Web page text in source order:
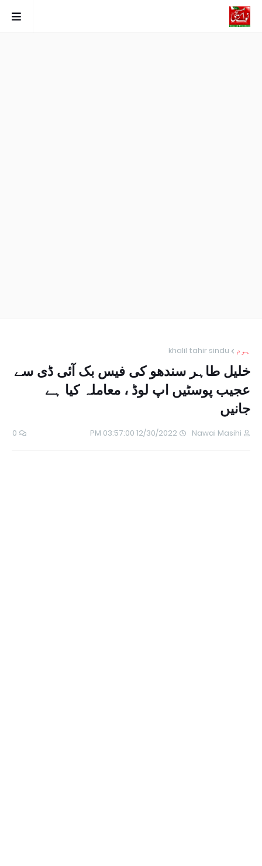
ہوم khalil tahir sindu
خلیل طاہر سندھو کی فیس بک آئی ڈی سے
عجیب پوسٹیں اپ لوڈ ، معاملہ کیا ہے
جانیں
Nawai Masihi
12/30/2022 03:57:00 PM
0